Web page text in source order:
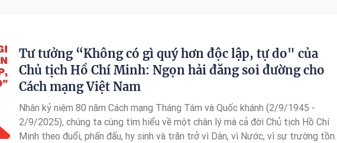
Tư tưởng “Không có gì quý hơn độc lập, tự do" của
Chủ tịch Hồ Chí Minh: Ngọn hải đăng soi đường cho
Cách mạng Việt Nam
Nhân kỷ niệm 80 năm Cách mạng Tháng Tám và Quốc khánh (2/9/1945 -
2/9/2025), chúng ta cùng tìm hiểu về một chân lý mà cả đời Chủ tịch Hồ Chí
Minh theo đuổi, phấn đấu, hy sinh và trăn trở vì Dân, vì Nước, vì sự trường tồn